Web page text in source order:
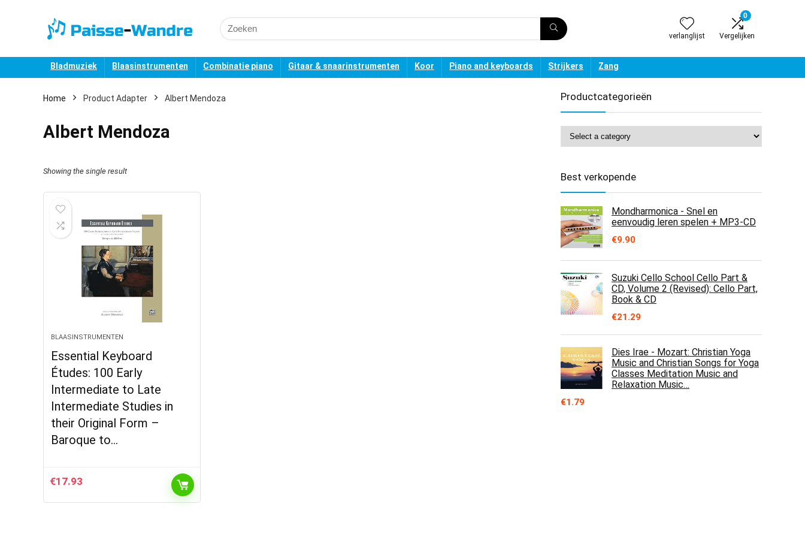
Search
for:
verlanglijst
0
Vergelijken
Bladmuziek Blaasinstrumenten Combinatie piano Gitaar & snaarinstrumenten Koor Piano and keyboards Strijkers Zang
Home Product Adapter Albert Mendoza
Albert Mendoza
Showing the single result
BLAASINSTRUMENTEN
Essential Keyboard
Études: 100 Early
Intermediate to Late
Intermediate Studies in
their Original Form –
Baroque to…
€17.93
Productcategorieën
Best verkopende
Mondharmonica - Snel en
eenvoudig leren spelen + MP3-CD
€9.90
Suzuki Cello School Cello Part &
CD, Volume 2 (Revised): Cello Part,
Book & CD
€21.29
Dies Irae - Mozart: Christian Yoga
Music and Christian Songs for Yoga
Classes Meditation Music and
Relaxation Music…
€1.79